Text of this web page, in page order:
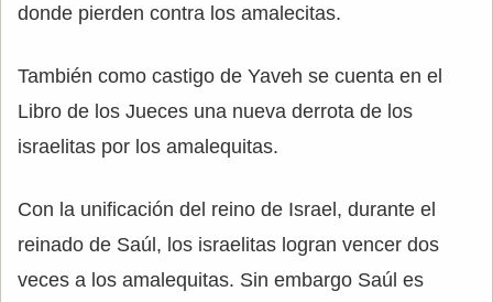
donde pierden contra los amalecitas.
También como castigo de Yaveh se cuenta en el
Libro de los Jueces una nueva derrota de los
israelitas por los amalequitas.
Con la unificación del reino de Israel, durante el
reinado de Saúl, los israelitas logran vencer dos
veces a los amalequitas. Sin embargo Saúl es